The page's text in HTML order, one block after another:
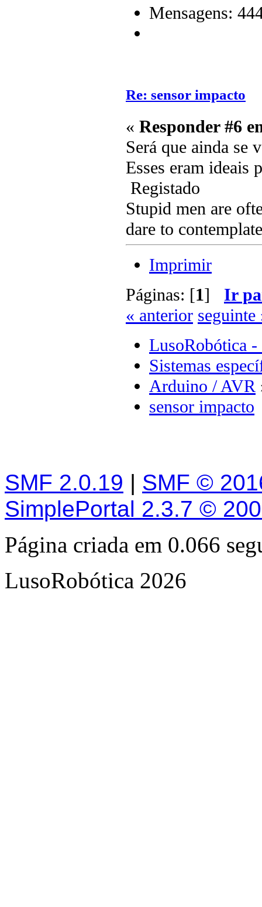
Mensagens:
Re: sensor impacto
« Responder #6
Será que ainda se
Esses eram ideais
Registado
Stupid men are
dare to
Imprimir
Páginas: [1] Ir
« anterior seguinte
LusoRobótica -
Sistemas
Arduino / AVR
sensor impacto
SMF 2.0.19 | SMF ©
SimplePortal 2.3.7 ©
Página criada em 0.066
LusoRobótica 2026